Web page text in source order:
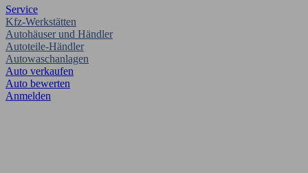
Service
Kfz-Werkstätten
Autohäuser und Händler
Autoteile-Händler
Autowaschanlagen
Auto verkaufen
Auto bewerten
Anmelden